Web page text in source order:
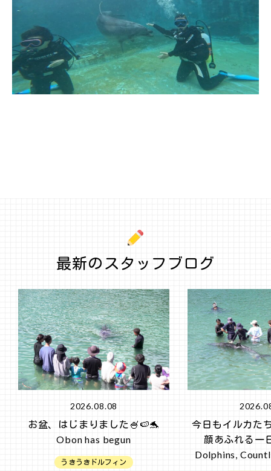
最新のスタッフブログ
2026.08.08
お盆、はじまりました🍧🍉🐬
Obon has begun
うきうきドルフィン
今日もイルカた
顔あふれる
Dolphins,